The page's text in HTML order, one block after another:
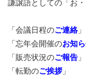
謙譲語としての「お
「会議日程のご連絡」
「忘年会開催のお知
「販売状況のご報告 」
「転勤のご挨拶」